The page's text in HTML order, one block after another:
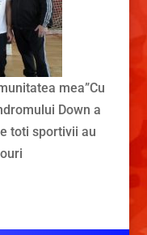
mea”Cu
Down a
toti sportivii au